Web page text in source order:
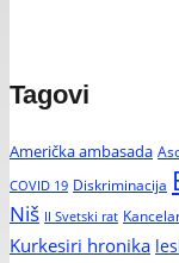
Tagovi
Američka ambasada
COVID 19 Diskriminacija
Niš II Svetski rat
Kurkesiri hronika